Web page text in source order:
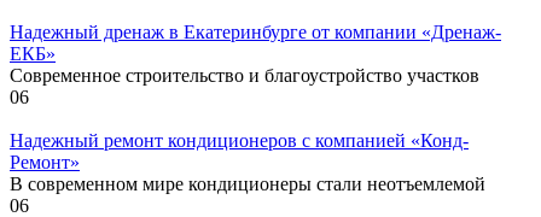
Надежный дренаж в Екатеринбурге от компании «Дренаж-
ЕКБ»
Современное строительство и благоустройство участков
06
Надежный ремонт кондиционеров с компанией «Конд-
Ремонт»
В современном мире кондиционеры стали неотъемлемой
06